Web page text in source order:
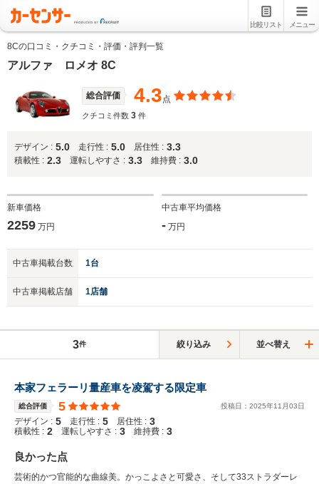
比較リスト メニュー
8Cの口コミ・クチコミ・評価・評判一覧
アルファ ロメオ 8C
総合評価 4.3点
クチコミ件数 3 件
デザイン : 5.0 走行性 : 5.0 居住性 : 3.3
積載性 : 2.3 運転しやすさ : 3.3 維持費 : 3.0
新車価格
2259 万円
中古車平均価格
-万円
中古車掲載台数 1台
中古車掲載店舗 1店舗
3件 絞り込み 並べ替え
本家フェラーリ量産車を凌駕する限定車
総合評価 5 投稿日： 2025年11 月03日
デザイン : 5 走行性 : 5 居住性 : 3
積載性 : 2 運転しやすさ : 3 維持費 : 3
良かった点
芸術的かつ官能的な曲線美。かっこよさと可愛さ、そして33ストラダーレ